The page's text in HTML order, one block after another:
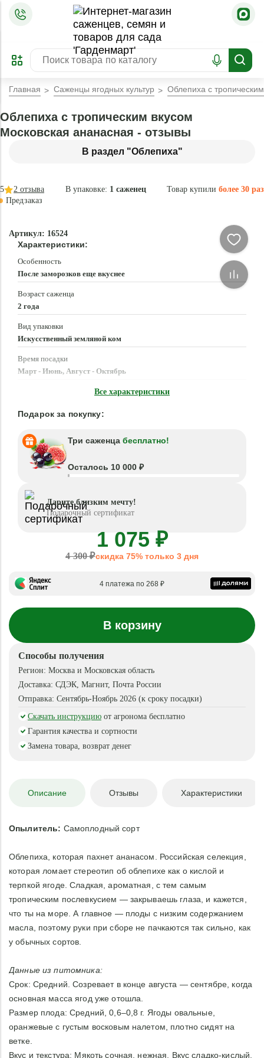
ПРЕДЗАКАЗ
ЗАБРОНИРОВАТЬ
ЛУЧШЕЕ
Главная Саженцы ягодных культур Облепиха с
В раздел "Облепиха"
Облепиха с тропическим вкусом
Московская ананасная - отзывы
В упаковке: 1 саженец Товар купили более 30 раз
5 2 отзыва
Предзаказ
Артикул: 16524
Характеристики:
Особенность
После заморозков еще вкуснее
Возраст саженца
2 года
Вид упаковки
Искусственный земляной ком
Время посадки
Март - Июнь, Август - Октябрь
Все характеристики
Подарок за покупку:
Три саженца бесплатно!
Осталось 10 000 ₽
Дарите близким мечту!
Подарочный сертификат
1 075 ₽
4 300 ₽скидка 75% только 3 дня
4 платежа по 268 ₽
В корзину
Способы получения
Регион: Москва и Московская область
Доставка: СДЭК, Магнит, Почта России
Отправка: Сентябрь-Ноябрь 2026 (к сроку посадки)
Скачать инструкцию от агронома бесплатно
Гарантия качества и сортности
Замена товара, возврат денег
Описание Отзывы Характеристики
Опылитель: Самоплодный сорт
Облепиха, которая пахнет ананасом. Российская селекция,
которая ломает стереотип об облепихе как о кислой и
терпкой ягоде. Сладкая, ароматная, с тем самым
тропическим послевкусием — закрываешь глаза, и кажется,
что ты на море. А главное — плоды с низким содержанием
масла, поэтому руки при сборе не пачкаются так сильно, как
у обычных сортов.
Данные из питомника:
Срок: Средний. Созревает в конце августа — сентябре, когда
основная масса ягод уже отошла.
Размер плода: Средний, 0,6–0,8 г. Ягоды овальные,
оранжевые с густым восковым налетом, плотно сидят на
ветке.
Вкус и текстура: Мякоть сочная, нежная. Вкус сладко-кислый,